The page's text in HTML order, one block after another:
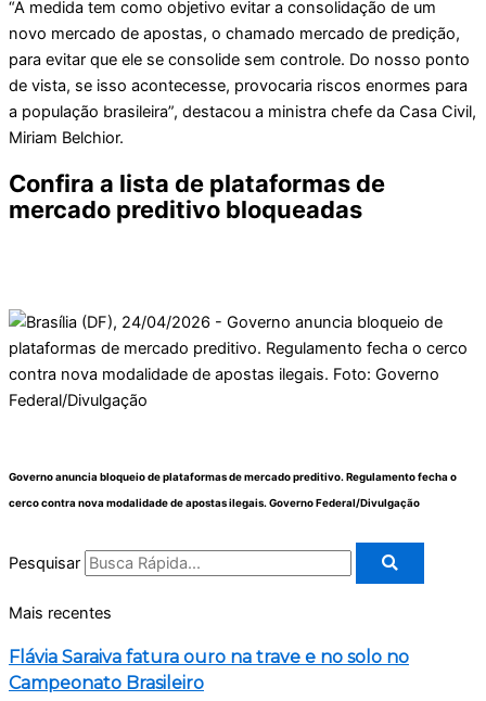
“A medida tem como objetivo evitar a consolidação de um
novo mercado de apostas, o chamado mercado de predição,
para evitar que ele se consolide sem controle. Do nosso ponto
de vista, se isso acontecesse, provocaria riscos enormes para
a população brasileira”, destacou a ministra chefe da Casa Civil,
Miriam Belchior.
Confira a lista de plataformas de
mercado preditivo bloqueadas
Governo anuncia bloqueio de plataformas de mercado preditivo. Regulamento fecha o
cerco contra nova modalidade de apostas ilegais.Governo Federal/Divulgação
Pesquisar
Mais recentes
Flávia Saraiva fatura ouro na trave e no solo no
Campeonato Brasileiro